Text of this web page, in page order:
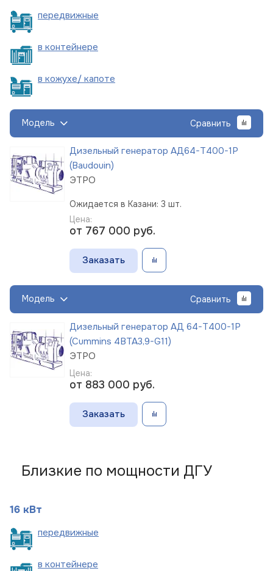
передвижные
в контейнере
в кожухе/ капоте
Модель Сравнить
Дизельный генератор АД64-Т400-1Р
(Baudouin)
ЭТРО
Ожидается в Казани: 3 шт.
Цена:
от 767 000 руб.
Заказать
Модель Сравнить
Дизельный генератор АД 64-Т400-1Р
(Cummins 4BTA3,9-G11)
ЭТРО
Цена:
от 883 000 руб.
Заказать
Близкие по мощности ДГУ
16 кВт
передвижные
в контейнере